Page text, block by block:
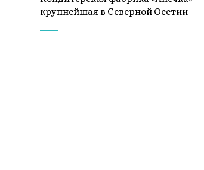
крупнейшая в Северной Осетии